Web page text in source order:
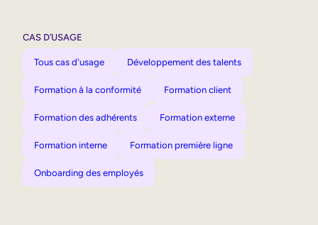
CAS D’USAGE
Tous cas d'usage Développement des talents
Formation à la conformité Formation client
Formation des adhérents Formation externe
Formation interne Formation première ligne
Onboarding des employés